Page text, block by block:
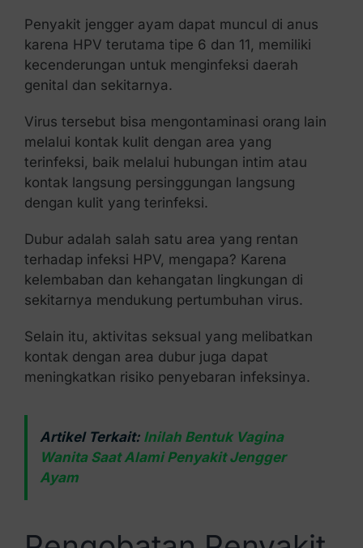
Penyakit jengger ayam dapat muncul di anus
karena HPV terutama tipe 6 dan 11, memiliki
kecenderungan untuk menginfeksi daerah
genital dan sekitarnya.
Virus tersebut bisa mengontaminasi orang lain
melalui kontak kulit dengan area yang
terinfeksi, baik melalui hubungan intim atau
kontak langsung persinggungan langsung
dengan kulit yang terinfeksi.
Dubur adalah salah satu area yang rentan
terhadap infeksi HPV, mengapa? Karena
kelembaban dan kehangatan lingkungan di
sekitarnya mendukung pertumbuhan virus.
Selain itu, aktivitas seksual yang melibatkan
kontak dengan area dubur juga dapat
meningkatkan risiko penyebaran infeksinya.
Artikel Terkait: Inilah Bentuk Vagina
Wanita Saat Alami Penyakit Jengger
Ayam